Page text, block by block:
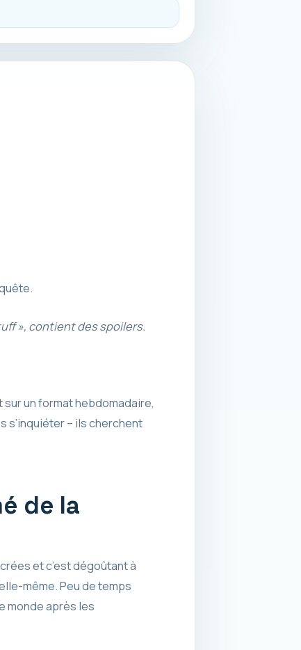
», contient des spoilers.
un format hebdomadaire,
s’inquiéter – ils cherchent
de la
et c’est dégoûtant à
même. Peu de temps
monde après les